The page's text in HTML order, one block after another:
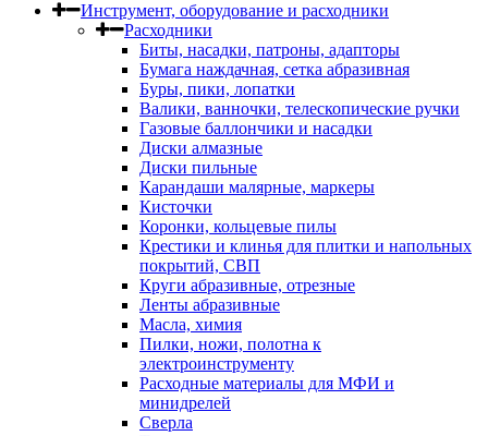
Инструмент, оборудование и расходники
Расходники
Биты, насадки, патроны, адапторы
Бумага наждачная, сетка абразивная
Буры, пики, лопатки
Валики, ванночки, телескопические ручки
Газовые баллончики и насадки
Диски алмазные
Диски пильные
Карандаши малярные, маркеры
Кисточки
Коронки, кольцевые пилы
Крестики и клинья для плитки и напольных
покрытий, СВП
Круги абразивные, отрезные
Ленты абразивные
Масла, химия
Пилки, ножи, полотна к
электроинструменту
Расходные материалы для МФИ и
минидрелей
Сверла